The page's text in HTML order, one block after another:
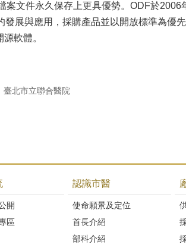
文件永久保存上更具優勢。ODF於2006
展與應用，採購產品並以開放標準為優
軟體。
臺北市立聯合醫院
開
區
認識市醫
使命願景及定位
首長介紹
部科介紹